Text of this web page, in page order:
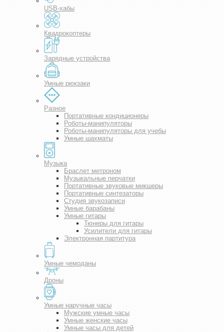
USB-хабы
Квадрокоптеры
Зарядные устройства
Умные рюкзаки
Разное
Портативные кондиционеры
Роботы-манипуляторы
Роботы-манипуляторы для учебы
Умные шахматы
Музыка
Браслет метроном
Музыкальные перчатки
Портативные звуковые микшеры
Портативные синтезаторы
Студия звукозаписи
Умные барабаны
Умные гитары
Тюнеры для гитары
Усилители для гитары
Электронная партитура
Умные чемоданы
Дроны
Умные наручные часы
Мужские умные часы
Умные женские часы
Умные часы для детей